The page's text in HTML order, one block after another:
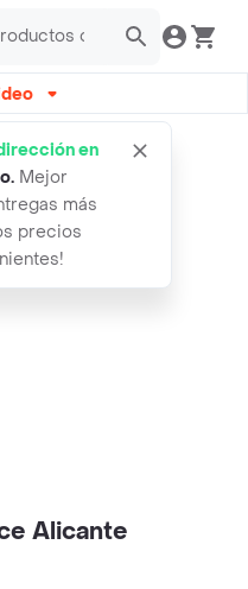
en
. Mejor
más
precios
Alicante